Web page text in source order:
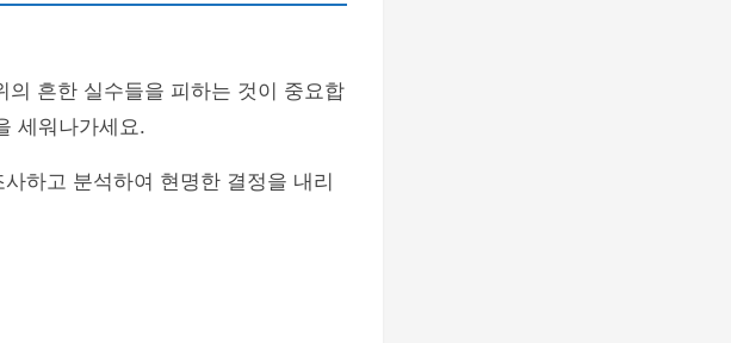
의 흔한 실수들을 피하는 것이 중요합
세워나가세요.
하고 분석하여 현명한 결정을 내리